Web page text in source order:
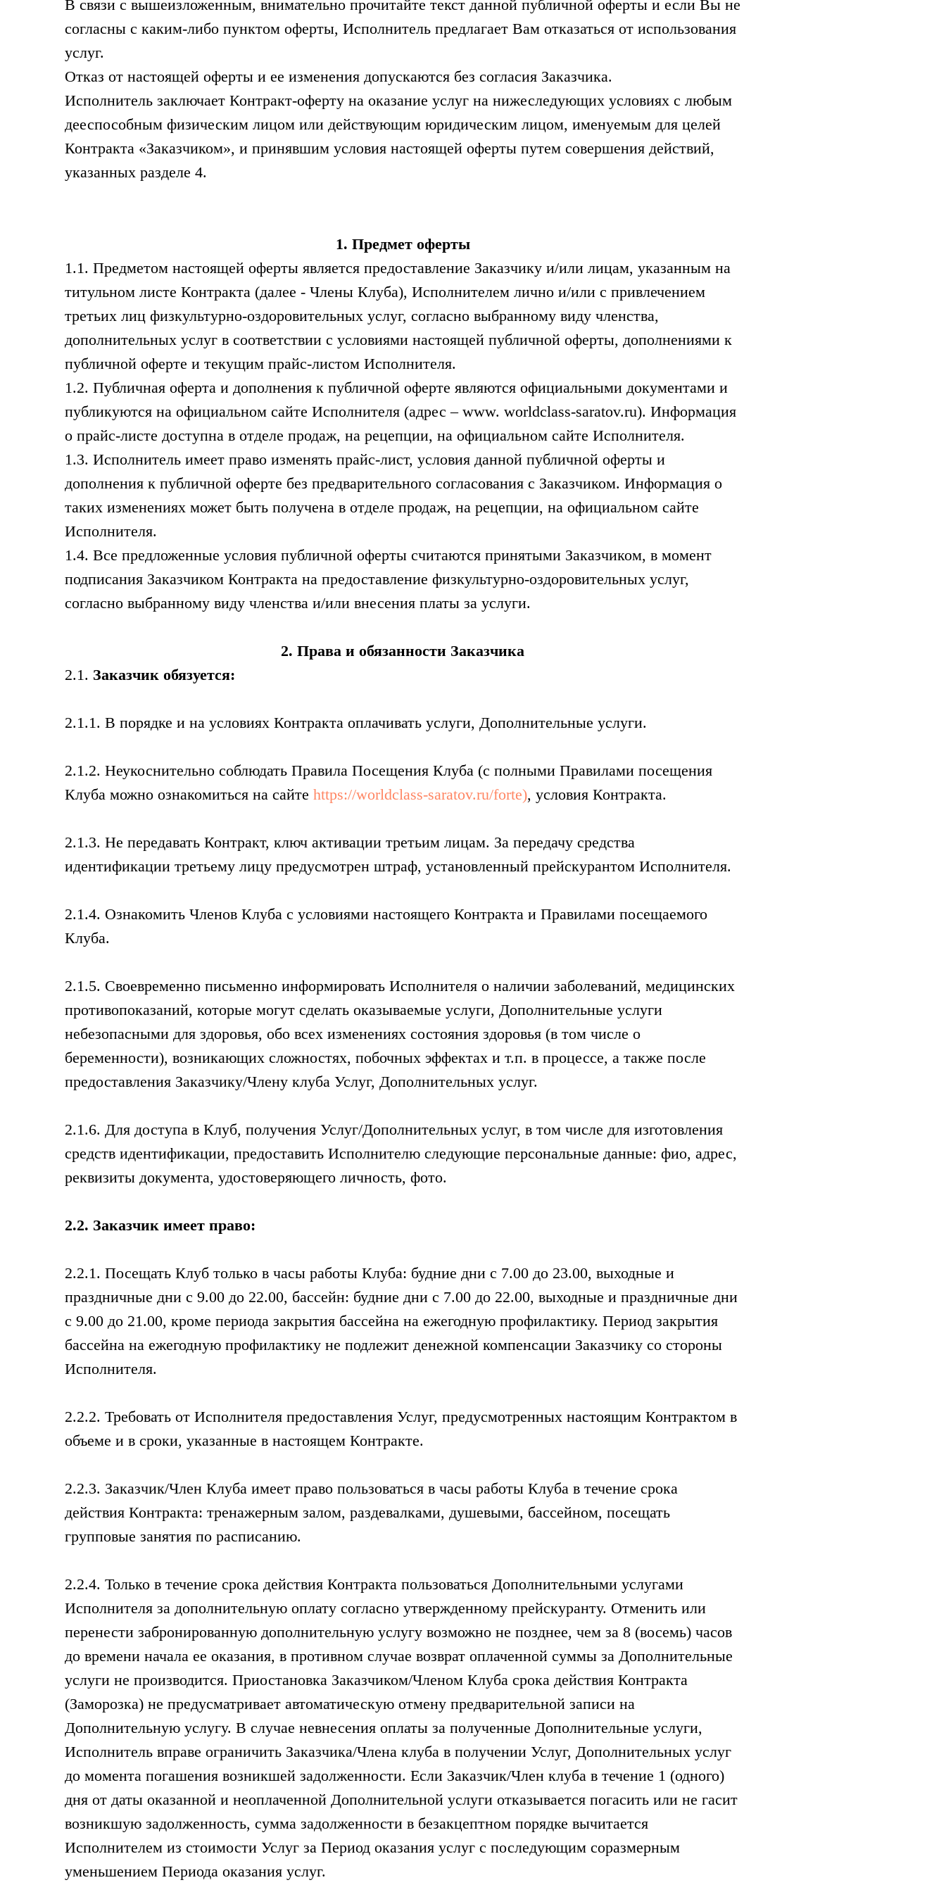
В связи с вышеизложенным, внимательно прочитайте текст данной публичной оферты и если Вы не
согласны с каким-либо пунктом оферты, Исполнитель предлагает Вам отказаться от использования
услуг.
Отказ от настоящей оферты и ее изменения допускаются без согласия Заказчика.
Исполнитель заключает Контракт-оферту на оказание услуг на нижеследующих условиях с любым
дееспособным физическим лицом или действующим юридическим лицом, именуемым для целей
Контракта «Заказчиком», и принявшим условия настоящей оферты путем совершения действий,
указанных разделе 4.
1. Предмет оферты
1.1. Предметом настоящей оферты является предоставление Заказчику и/или лицам, указанным на
титульном листе Контракта (далее - Члены Клуба), Исполнителем лично и/или с привлечением
третьих лиц физкультурно-оздоровительных услуг, согласно выбранному виду членства,
дополнительных услуг в соответствии с условиями настоящей публичной оферты, дополнениями к
публичной оферте и текущим прайс-листом Исполнителя.
1.2. Публичная оферта и дополнения к публичной оферте являются официальными документами и
публикуются на официальном сайте Исполнителя (адрес – www. worldclass-saratov.ru). Информация
о прайс-листе доступна в отделе продаж, на рецепции, на официальном сайте Исполнителя.
1.3. Исполнитель имеет право изменять прайс-лист, условия данной публичной оферты и
дополнения к публичной оферте без предварительного согласования с Заказчиком. Информация о
таких изменениях может быть получена в отделе продаж, на рецепции, на официальном сайте
Исполнителя.
1.4. Все предложенные условия публичной оферты считаются принятыми Заказчиком, в момент
подписания Заказчиком Контракта на предоставление физкультурно-оздоровительных услуг,
согласно выбранному виду членства и/или внесения платы за услуги.
2. Права и обязанности Заказчика
2.1. Заказчик обязуется:
2.1.1. В порядке и на условиях Контракта оплачивать услуги, Дополнительные услуги.
2.1.2. Неукоснительно соблюдать Правила Посещения Клуба (с полными Правилами посещения
Клуба можно ознакомиться на сайте https://worldclass-saratov.ru/forte), условия Контракта.
2.1.3. Не передавать Контракт, ключ активации третьим лицам. За передачу средства
идентификации третьему лицу предусмотрен штраф, установленный прейскурантом Исполнителя.
2.1.4. Ознакомить Членов Клуба с условиями настоящего Контракта и Правилами посещаемого
Клуба.
2.1.5. Своевременно письменно информировать Исполнителя о наличии заболеваний, медицинских
противопоказаний, которые могут сделать оказываемые услуги, Дополнительные услуги
небезопасными для здоровья, обо всех изменениях состояния здоровья (в том числе о
беременности), возникающих сложностях, побочных эффектах и т.п. в процессе, а также после
предоставления Заказчику/Члену клуба Услуг, Дополнительных услуг.
2.1.6. Для доступа в Клуб, получения Услуг/Дополнительных услуг, в том числе для изготовления
средств идентификации, предоставить Исполнителю следующие персональные данные: фио, адрес,
реквизиты документа, удостоверяющего личность, фото.
2.2. Заказчик имеет право:
2.2.1. Посещать Клуб только в часы работы Клуба: будние дни с 7.00 до 23.00, выходные и
праздничные дни с 9.00 до 22.00, бассейн: будние дни с 7.00 до 22.00, выходные и праздничные дни
с 9.00 до 21.00, кроме периода закрытия бассейна на ежегодную профилактику. Период закрытия
бассейна на ежегодную профилактику не подлежит денежной компенсации Заказчику со стороны
Исполнителя.
2.2.2. Требовать от Исполнителя предоставления Услуг, предусмотренных настоящим Контрактом в
объеме и в сроки, указанные в настоящем Контракте.
2.2.3. Заказчик/Член Клуба имеет право пользоваться в часы работы Клуба в течение срока
действия Контракта: тренажерным залом, раздевалками, душевыми, бассейном, посещать
групповые занятия по расписанию.
2.2.4. Только в течение срока действия Контракта пользоваться Дополнительными услугами
Исполнителя за дополнительную оплату согласно утвержденному прейскуранту. Отменить или
перенести забронированную дополнительную услугу возможно не позднее, чем за 8 (восемь) часов
до времени начала ее оказания, в противном случае возврат оплаченной суммы за Дополнительные
услуги не производится. Приостановка Заказчиком/Членом Клуба срока действия Контракта
(Заморозка) не предусматривает автоматическую отмену предварительной записи на
Дополнительную услугу. В случае невнесения оплаты за полученные Дополнительные услуги,
Исполнитель вправе ограничить Заказчика/Члена клуба в получении Услуг, Дополнительных услуг
до момента погашения возникшей задолженности. Если Заказчик/Член клуба в течение 1 (одного)
дня от даты оказанной и неоплаченной Дополнительной услуги отказывается погасить или не гасит
возникшую задолженность, сумма задолженности в безакцептном порядке вычитается
Исполнителем из стоимости Услуг за Период оказания услуг с последующим соразмерным
уменьшением Периода оказания услуг.